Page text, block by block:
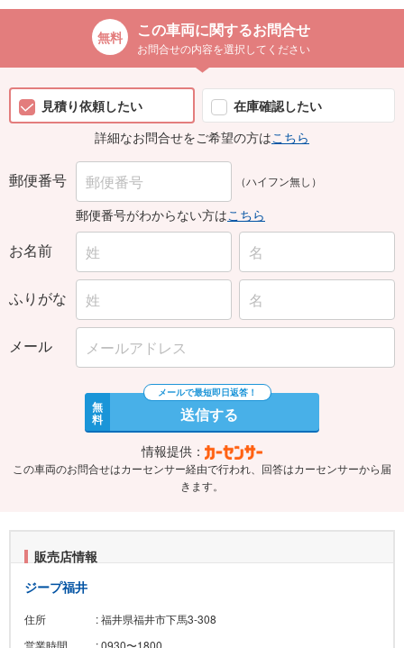
この車両に関するお問合せ
お問合せの内容を選択してください
見積り依頼したい
在庫確認したい
詳細なお問合せをご希望の方はこちら
郵便番号 （ハイフン無し）
郵便番号がわからない方はこちら
お名前
ふりがな
メール
無
料 送信する
情報提供：
この車両のお問合せはカーセンサー経由で行われ、回答はカーセンサーから届
きます。
販売店情報
ジープ福井
住所
: 福井県福井市下馬3-308